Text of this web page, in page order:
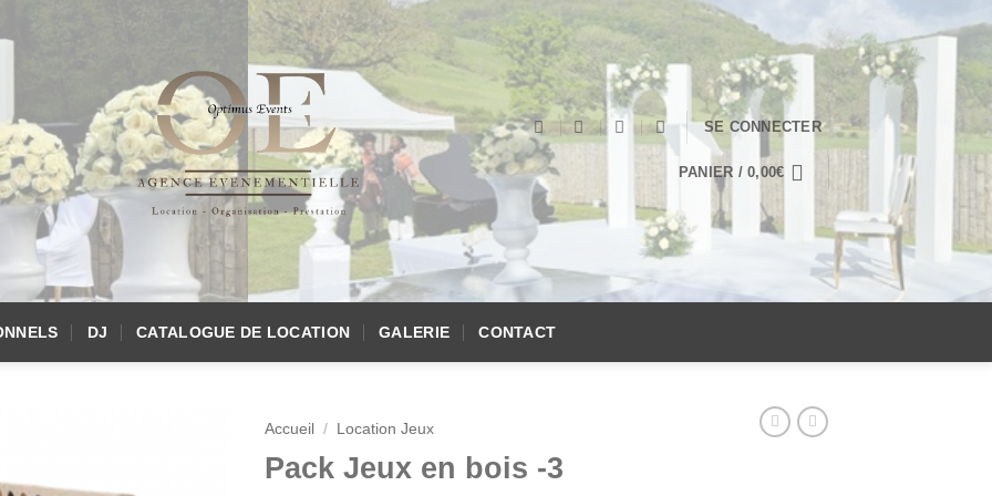
SE CONNECTER
PANIER /0,00€
DJ CATALOGUE DE LOCATION GALERIE CONTACT
Accueil / Location Jeux
Pack Jeux en bois -3